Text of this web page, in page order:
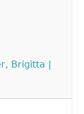
Brigitta |